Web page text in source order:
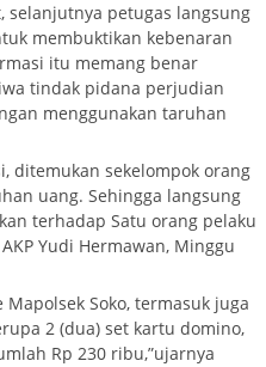
petugas langsung
membuktikan kebenaran
itu memang benar
tindak pidana perjudian
menggunakan taruhan
ditemukan sekelompok orang
uang. Sehingga langsung
terhadap Satu orang pelaku
Yudi Hermawan, Minggu
Soko, termasuk juga
2 (dua) set kartu domino,
Rp 230 ribu,”ujarnya